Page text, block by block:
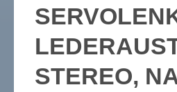
STEREO,